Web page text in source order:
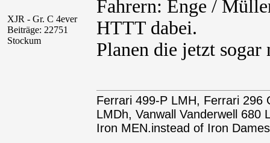
XJR - Gr. C 4ever
Beiträge: 22751
Stockum
Fahrern: Enge /
HTTT dabei.
Planen die jetzt
Ferrari 499-P LMH, Ferrari 296
LMDh, Vanwall Vanderwell
Iron MEN.instead of Iron